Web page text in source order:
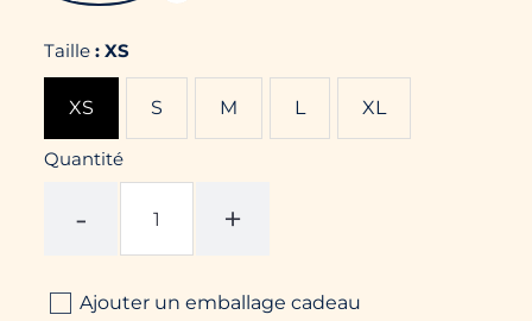
Taille:XS
XS S M L XL
Quantité
- +
Ajouter un emballage cadeau